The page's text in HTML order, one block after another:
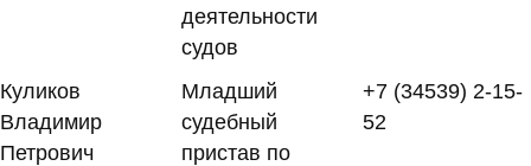
деятельности
судов
Куликов
Владимир
Петрович
Младший
судебный
пристав по
+7 (34539) 2-15-
52